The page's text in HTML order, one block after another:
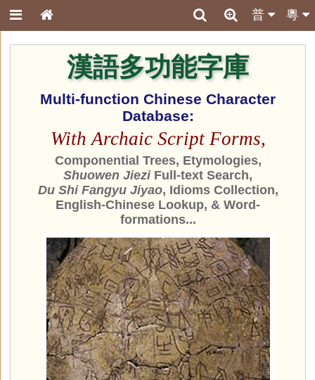
粵
普
漢語多功能字庫
Multi-function Chinese Character
Database:
With Archaic Script Forms,
Componential Trees, Etymologies,
Shuowen JieziFull-text Search,
Du Shi Fangyu Jiyao, Idioms Collection,
English-Chinese Lookup, & Word-
formations...